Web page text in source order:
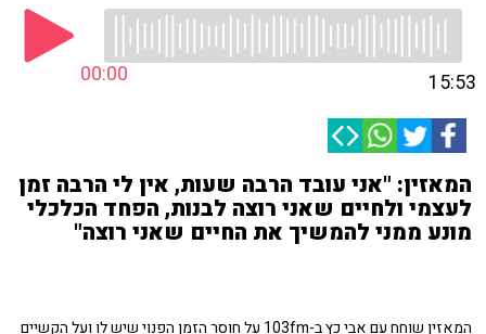
00:00 15:53
המאזין: "אני עובד הרבה שעות, אין לי הרבה זמן
לעצמי ולחיים שאני רוצה לבנות, הפחד הכלכלי
מונע ממני להמשיך את החיים שאני רוצה"
המאזין שוחח עם אבי כץ ב-103fm על חוסר הזמן הפנוי שיש לו ועל הקשיים